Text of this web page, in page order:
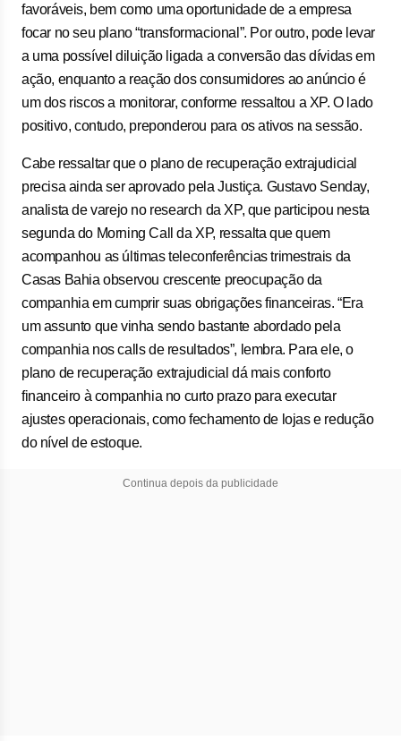
favoráveis, bem como uma oportunidade de a empresa
focar no seu plano “transformacional”. Por outro, pode levar
a uma possível diluição ligada a conversão das dívidas em
ação, enquanto a reação dos consumidores ao anúncio é
um dos riscos a monitorar, conforme ressaltou a XP. O lado
positivo, contudo, preponderou para os ativos na sessão.
Cabe ressaltar que o plano de recuperação extrajudicial
precisa ainda ser aprovado pela Justiça. Gustavo Senday,
analista de varejo no research da XP, que participou nesta
segunda do Morning Call da XP, ressalta que quem
acompanhou as últimas teleconferências trimestrais da
Casas Bahia observou crescente preocupação da
companhia em cumprir suas obrigações financeiras. “Era
um assunto que vinha sendo bastante abordado pela
companhia nos calls de resultados”, lembra. Para ele, o
plano de recuperação extrajudicial dá mais conforto
financeiro à companhia no curto prazo para executar
ajustes operacionais, como fechamento de lojas e redução
do nível de estoque.
Continua depois da publicidade